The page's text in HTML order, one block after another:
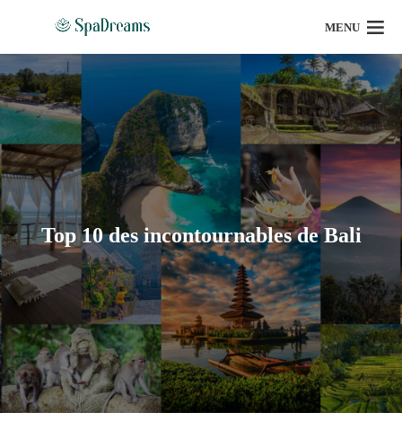
MENU
Top 10 des incontournables de Bali